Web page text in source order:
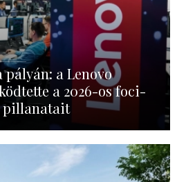
a Lenovo
a 2026-os foci-
pillanatait